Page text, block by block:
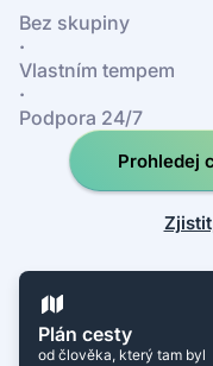
Bez skupiny
·
Vlastním tempem
·
Podpora 24/7
Prohledej
Plán cesty
od člověka, který tam byl